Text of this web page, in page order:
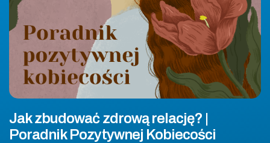
Jak zbudować zdrową relację? |
Poradnik Pozytywnej Kobiecości